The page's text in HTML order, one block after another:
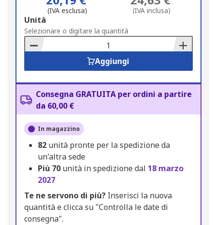
(IVA esclusa) (IVA inclusa)
Add
to
Basket
Unità
Selezionare o digitare la quantità
Aggiungi
Consegna GRATUITA per ordini a partire
da 60,00 €
In magazzino
82 unità pronte per la spedizione da
un'altra sede
Più 70 unità in spedizione dal 18 marzo
2027
Te ne servono di più? Inserisci la nuova
quantità e clicca su "Controlla le date di
consegna".